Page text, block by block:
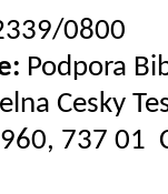
0800
Podpora
Cesky
737 01